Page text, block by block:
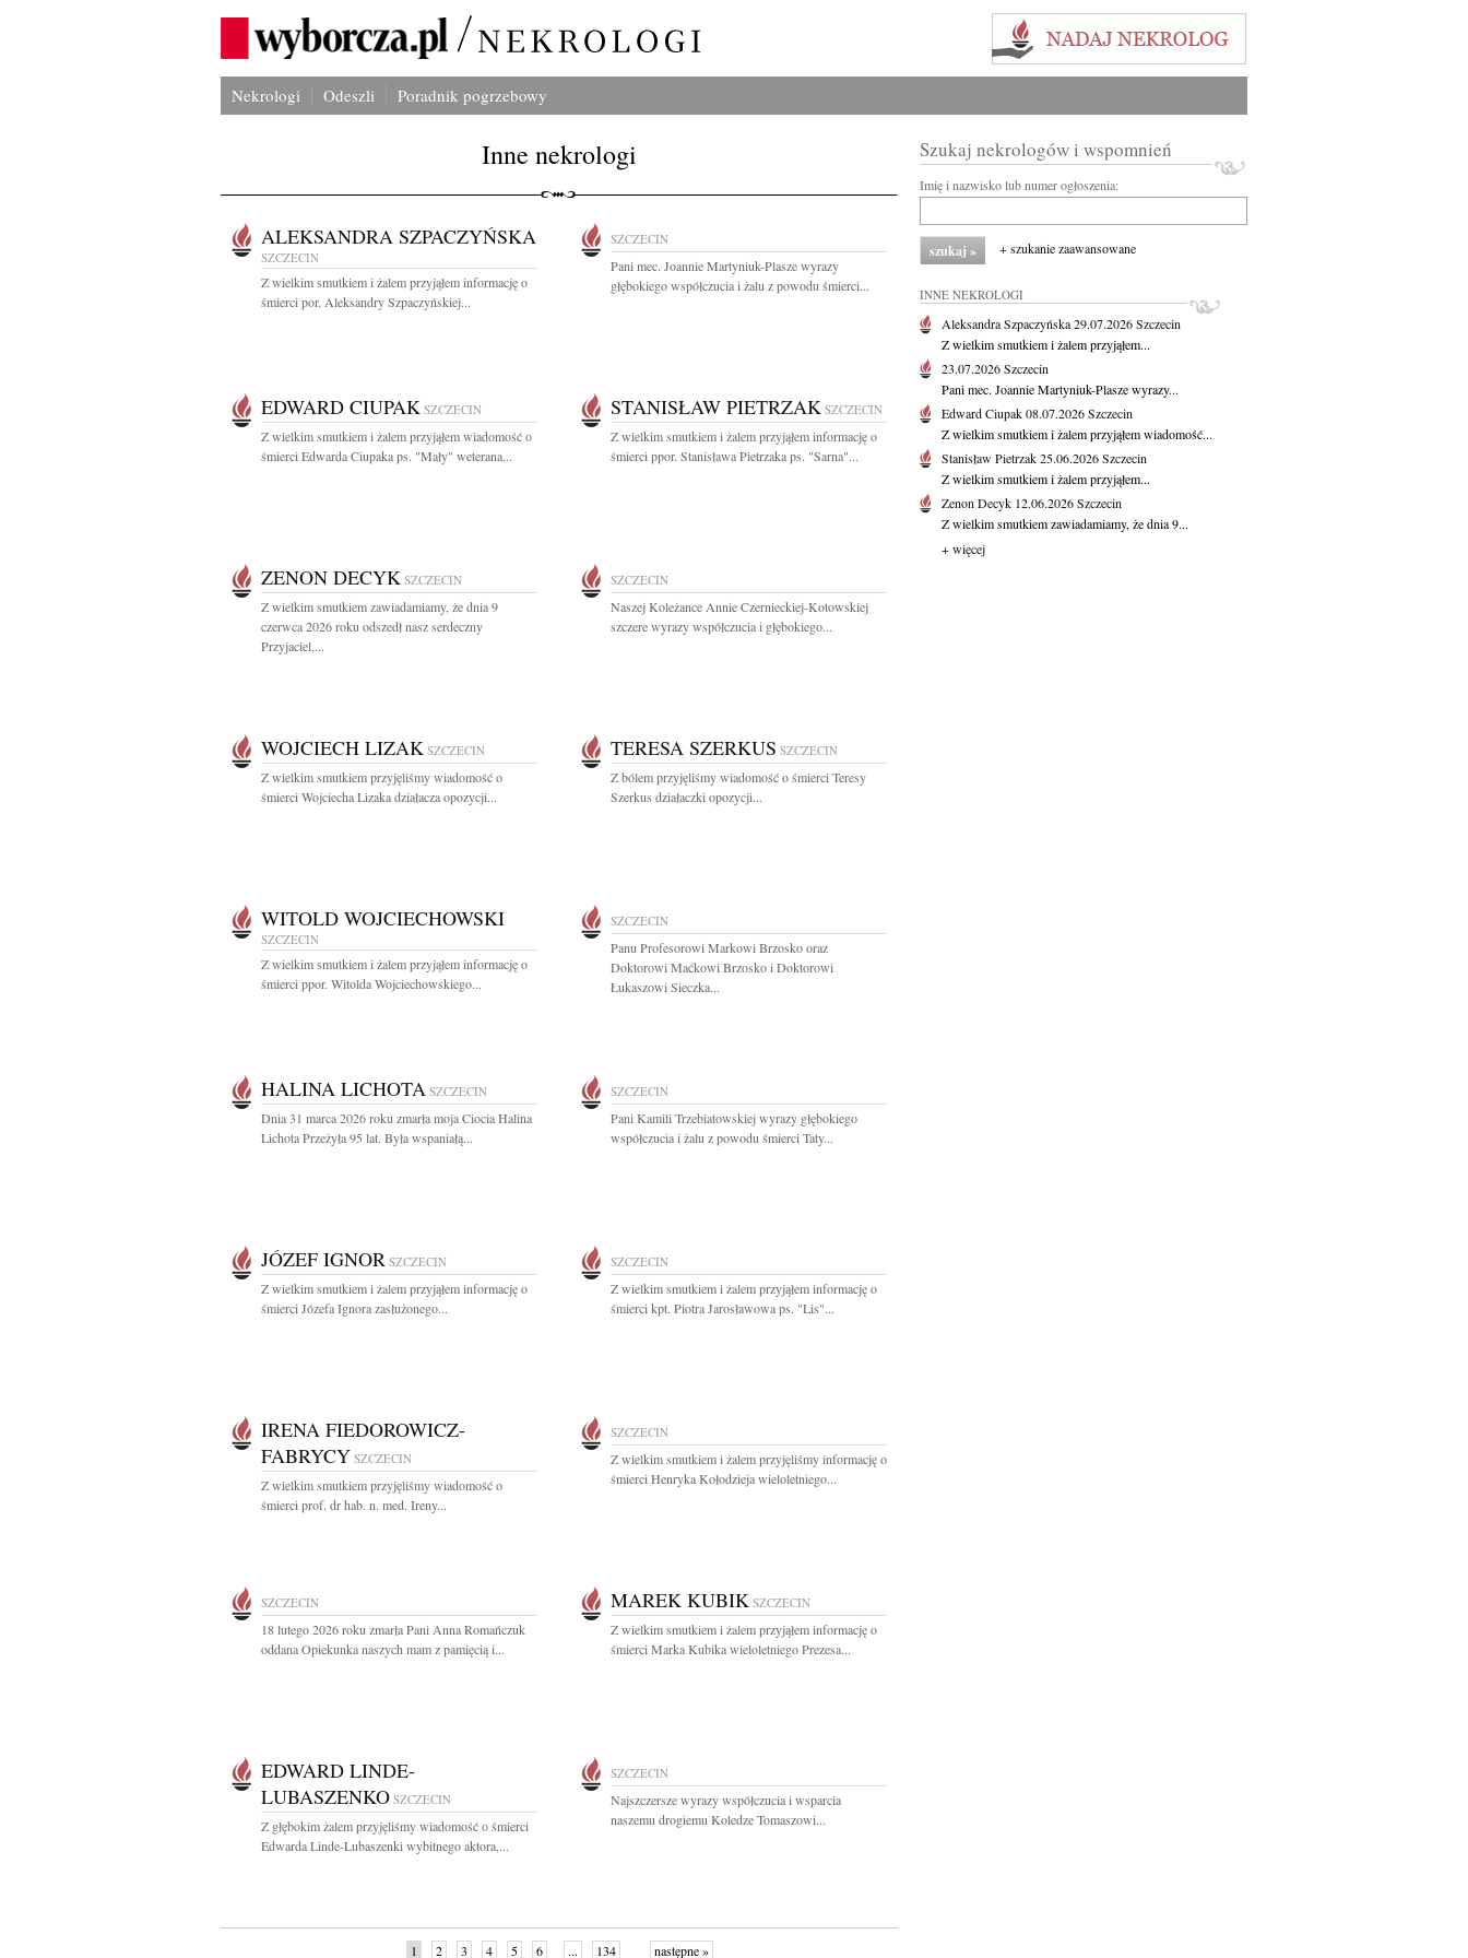
Nekrologi Odeszli Poradnik pogrzebowy
Inne nekrologi
ALEKSANDRA SZPACZYŃSKA
SZCZECIN
Z wielkim smutkiem i żalem przyjąłem informację o
śmierci por. Aleksandry Szpaczyńskiej...
SZCZECIN
Pani mec. Joannie Martyniuk-Plasze wyrazy
głębokiego współczucia i żalu z powodu śmierci...
EDWARD CIUPAK SZCZECIN
Z wielkim smutkiem i żalem przyjąłem wiadomość o
śmierci Edwarda Ciupaka ps. "Mały" weterana...
STANISŁAW PIETRZAK SZCZECIN
Z wielkim smutkiem i żalem przyjąłem informację o
śmierci ppor. Stanisława Pietrzaka ps. "Sarna"...
ZENON DECYK SZCZECIN
Z wielkim smutkiem zawiadamiamy, że dnia 9
czerwca 2026 roku odszedł nasz serdeczny
Przyjaciel,...
SZCZECIN
Naszej Koleżance Annie Czernieckiej-Kotowskiej
szczere wyrazy współczucia i głębokiego...
WOJCIECH LIZAK SZCZECIN
Z wielkim smutkiem przyjęliśmy wiadomość o
śmierci Wojciecha Lizaka działacza opozycji...
TERESA SZERKUS SZCZECIN
Z bólem przyjęliśmy wiadomość o śmierci Teresy
Szerkus działaczki opozycji...
WITOLD WOJCIECHOWSKI
SZCZECIN
Z wielkim smutkiem i żalem przyjąłem informację o
śmierci ppor. Witolda Wojciechowskiego...
SZCZECIN
Panu Profesorowi Markowi Brzosko oraz
Doktorowi Maćkowi Brzosko i Doktorowi
Łukaszowi Sieczka...
HALINA LICHOTA SZCZECIN
Dnia 31 marca 2026 roku zmarła moja Ciocia Halina
Lichota Przeżyła 95 lat. Była wspaniałą...
SZCZECIN
Pani Kamili Trzebiatowskiej wyrazy głębokiego
współczucia i żalu z powodu śmierci Taty...
JÓZEF IGNOR SZCZECIN
Z wielkim smutkiem i żalem przyjąłem informację o
śmierci Józefa Ignora zasłużonego...
SZCZECIN
Z wielkim smutkiem i żalem przyjąłem informację o
śmierci kpt. Piotra Jarosławowa ps. "Lis"...
IRENA FIEDOROWICZ-
FABRYCY SZCZECIN
Z wielkim smutkiem przyjęliśmy wiadomość o
śmierci prof. dr hab. n. med. Ireny...
SZCZECIN
Z wielkim smutkiem i żalem przyjęliśmy informację o
śmierci Henryka Kołodzieja wieloletniego...
SZCZECIN
18 lutego 2026 roku zmarła Pani Anna Romańczuk
oddana Opiekunka naszych mam z pamięcią i...
MAREK KUBIK SZCZECIN
Z wielkim smutkiem i żalem przyjąłem informację o
śmierci Marka Kubika wieloletniego Prezesa...
EDWARD LINDE-
LUBASZENKO SZCZECIN
Z głębokim żalem przyjęliśmy wiadomość o śmierci
Edwarda Linde-Lubaszenki wybitnego aktora,...
SZCZECIN
Najszczersze wyrazy współczucia i wsparcia
naszemu drogiemu Koledze Tomaszowi...
1 2 3 4 5 6 ... 134 następne »
Szukaj nekrologów i wspomnień
Imię i nazwisko lub numer ogłoszenia:
+ szukanie zaawansowane
INNE NEKROLOGI
Aleksandra Szpaczyńska29.07.2026Szczecin
Z wielkim smutkiem i żalem przyjąłem...
23.07.2026Szczecin
Pani mec. Joannie Martyniuk-Plasze wyrazy...
Edward Ciupak08.07.2026Szczecin
Z wielkim smutkiem i żalem przyjąłem wiadomość...
Stanisław Pietrzak25.06.2026Szczecin
Z wielkim smutkiem i żalem przyjąłem...
Zenon Decyk 12.06.2026Szczecin
Z wielkim smutkiem zawiadamiamy, że dnia 9...
+ więcej